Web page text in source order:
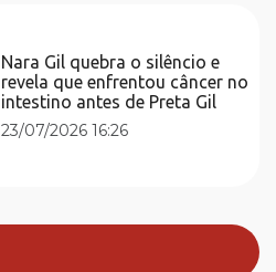
Nara Gil quebra o silêncio e
revela que enfrentou câncer no
intestino antes de Preta Gil
23/07/2026 16:26